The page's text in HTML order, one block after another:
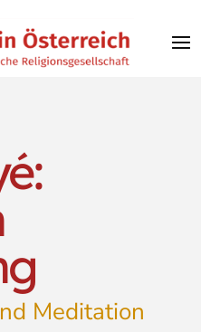
Meditation